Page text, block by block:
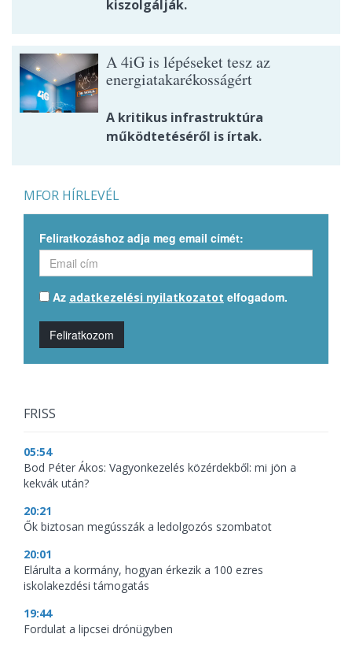
kiszolgálják.
A 4iG is lépéseket tesz az
energiatakarékosságért
A kritikus infrastruktúra
működtetéséről is írtak.
MFOR HÍRLEVÉL
Feliratkozáshoz adja meg email címét:
Az adatkezelési nyilatkozatot elfogadom.
Feliratkozom
FRISS
05:54
Bod Péter Ákos: Vagyonkezelés közérdekből: mi jön a
kekvák után?
20:21
Ők biztosan megússzák a ledolgozós szombatot
20:01
Elárulta a kormány, hogyan érkezik a 100 ezres
iskolakezdési támogatás
19:44
Fordulat a lipcsei drónügyben